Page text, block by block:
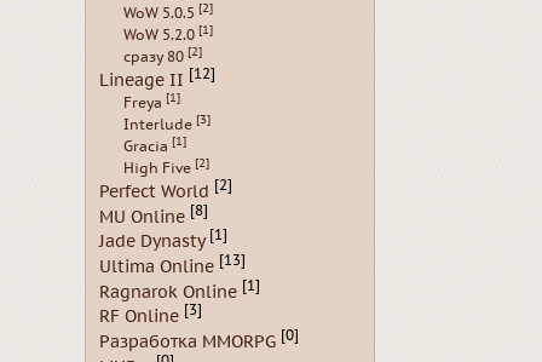
WoW 5.0.5 [2]
WoW 5.2.0 [1]
сразу 80 [2]
Lineage II [12]
Freya [1]
Interlude [3]
Gracia [1]
High Five [2]
Perfect World [2]
MU Online [8]
Jade Dynasty [1]
Ultima Online [13]
Ragnarok Online [1]
RF Online [3]
Разработка MMORPG [0]